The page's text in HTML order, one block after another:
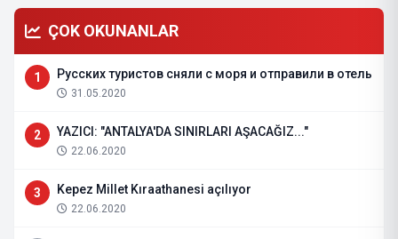
ÇOK OKUNANLAR
1 Русских туристов сняли с моря и отправили в отель
31.05.2020
2 YAZICI: "ANTALYA'DA SINIRLARI AŞACAĞIZ..."
22.06.2020
3 Kepez Millet Kıraathanesi açılıyor
22.06.2020